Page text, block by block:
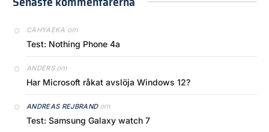
CAHYAEKA om
Test: Nothing Phone 4a
ANDERSom
Har Microsoft råkat avslöja Windows 12?
ANDREAS REJBRANDom
Test: Samsung Galaxy watch 7